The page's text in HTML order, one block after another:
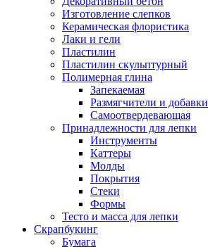
Изготовление слепков
Керамическая флористика
Лаки и гели
Пластилин
Пластилин скульптурный
Полимерная глина
Запекаемая
Размягчители и добавки
Самоотвердевающая
Принадлежности для лепки
Инструменты
Каттеры
Молды
Покрытия
Стеки
Формы
Тесто и масса для лепки
Скрапбукинг
Бумага